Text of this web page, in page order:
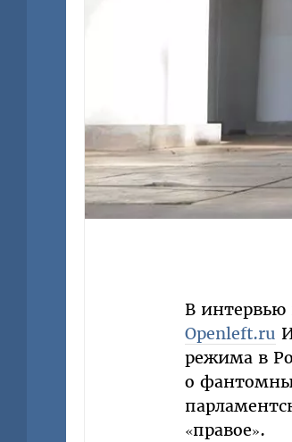
В интервью
Openleft.ru
режима в
о
«правое».